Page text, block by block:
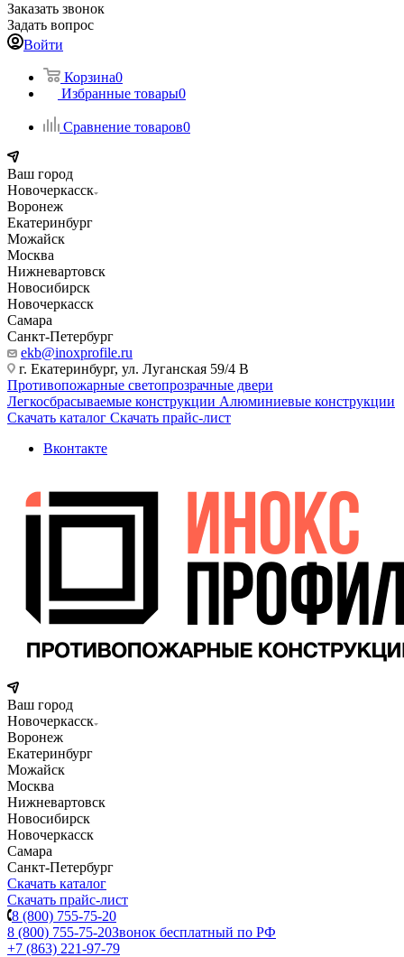
Заказать звонок
Задать вопрос
Войти
Корзина0
Избранные товары0
Сравнение товаров0
Ваш город
Новочеркасск
Воронеж
Екатеринбург
Можайск
Москва
Нижневартовск
Новосибирск
Новочеркасск
Самара
Санкт-Петербург
ekb@inoxprofile.ru
г. Екатеринбург, ул. Луганская 59/4 В
Противопожарные светопрозрачные двери
Легкосбрасываемые конструкции Алюминиевые конструкции
Скачать каталог Скачать прайс-лист
Вконтакте
Ваш город
Новочеркасск
Воронеж
Екатеринбург
Можайск
Москва
Нижневартовск
Новосибирск
Новочеркасск
Самара
Санкт-Петербург
Скачать каталог
Скачать прайс-лист
8 (800) 755-75-20
8 (800) 755-75-20Звонок бесплатный по РФ
+7 (863) 221-97-79